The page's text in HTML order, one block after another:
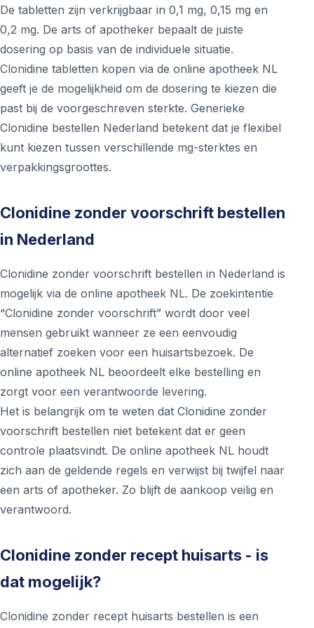
De tabletten zijn verkrijgbaar in 0,1 mg, 0,15 mg en
0,2 mg. De arts of apotheker bepaalt de juiste
dosering op basis van de individuele situatie.
Clonidine tabletten kopen via de online apotheek NL
geeft je de mogelijkheid om de dosering te kiezen die
past bij de voorgeschreven sterkte. Generieke
Clonidine bestellen Nederland betekent dat je flexibel
kunt kiezen tussen verschillende mg-sterktes en
verpakkingsgroottes.
Clonidine zonder voorschrift bestellen
in Nederland
Clonidine zonder voorschrift bestellen in Nederland is
mogelijk via de online apotheek NL. De zoekintentie
“Clonidine zonder voorschrift” wordt door veel
mensen gebruikt wanneer ze een eenvoudig
alternatief zoeken voor een huisartsbezoek. De
online apotheek NL beoordeelt elke bestelling en
zorgt voor een verantwoorde levering.
Het is belangrijk om te weten dat Clonidine zonder
voorschrift bestellen niet betekent dat er geen
controle plaatsvindt. De online apotheek NL houdt
zich aan de geldende regels en verwijst bij twijfel naar
een arts of apotheker. Zo blijft de aankoop veilig en
verantwoord.
Clonidine zonder recept huisarts - is
dat mogelijk?
Clonidine zonder recept huisarts bestellen is een